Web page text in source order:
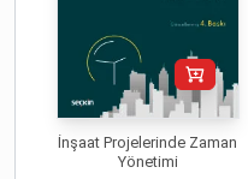
İnşaat Projelerinde Zaman
Yönetimi